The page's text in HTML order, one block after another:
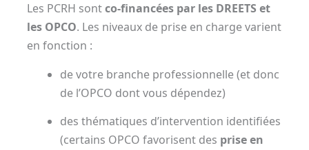
Les PCRH sontco-financées par les DREETS et
les OPCO. Les niveaux de prise en charge varient
en fonction :
de votre branche professionnelle (et donc
de l’OPCO dont vous dépendez)
des thématiques d’intervention identifiées
(certains OPCO favorisent des prise en